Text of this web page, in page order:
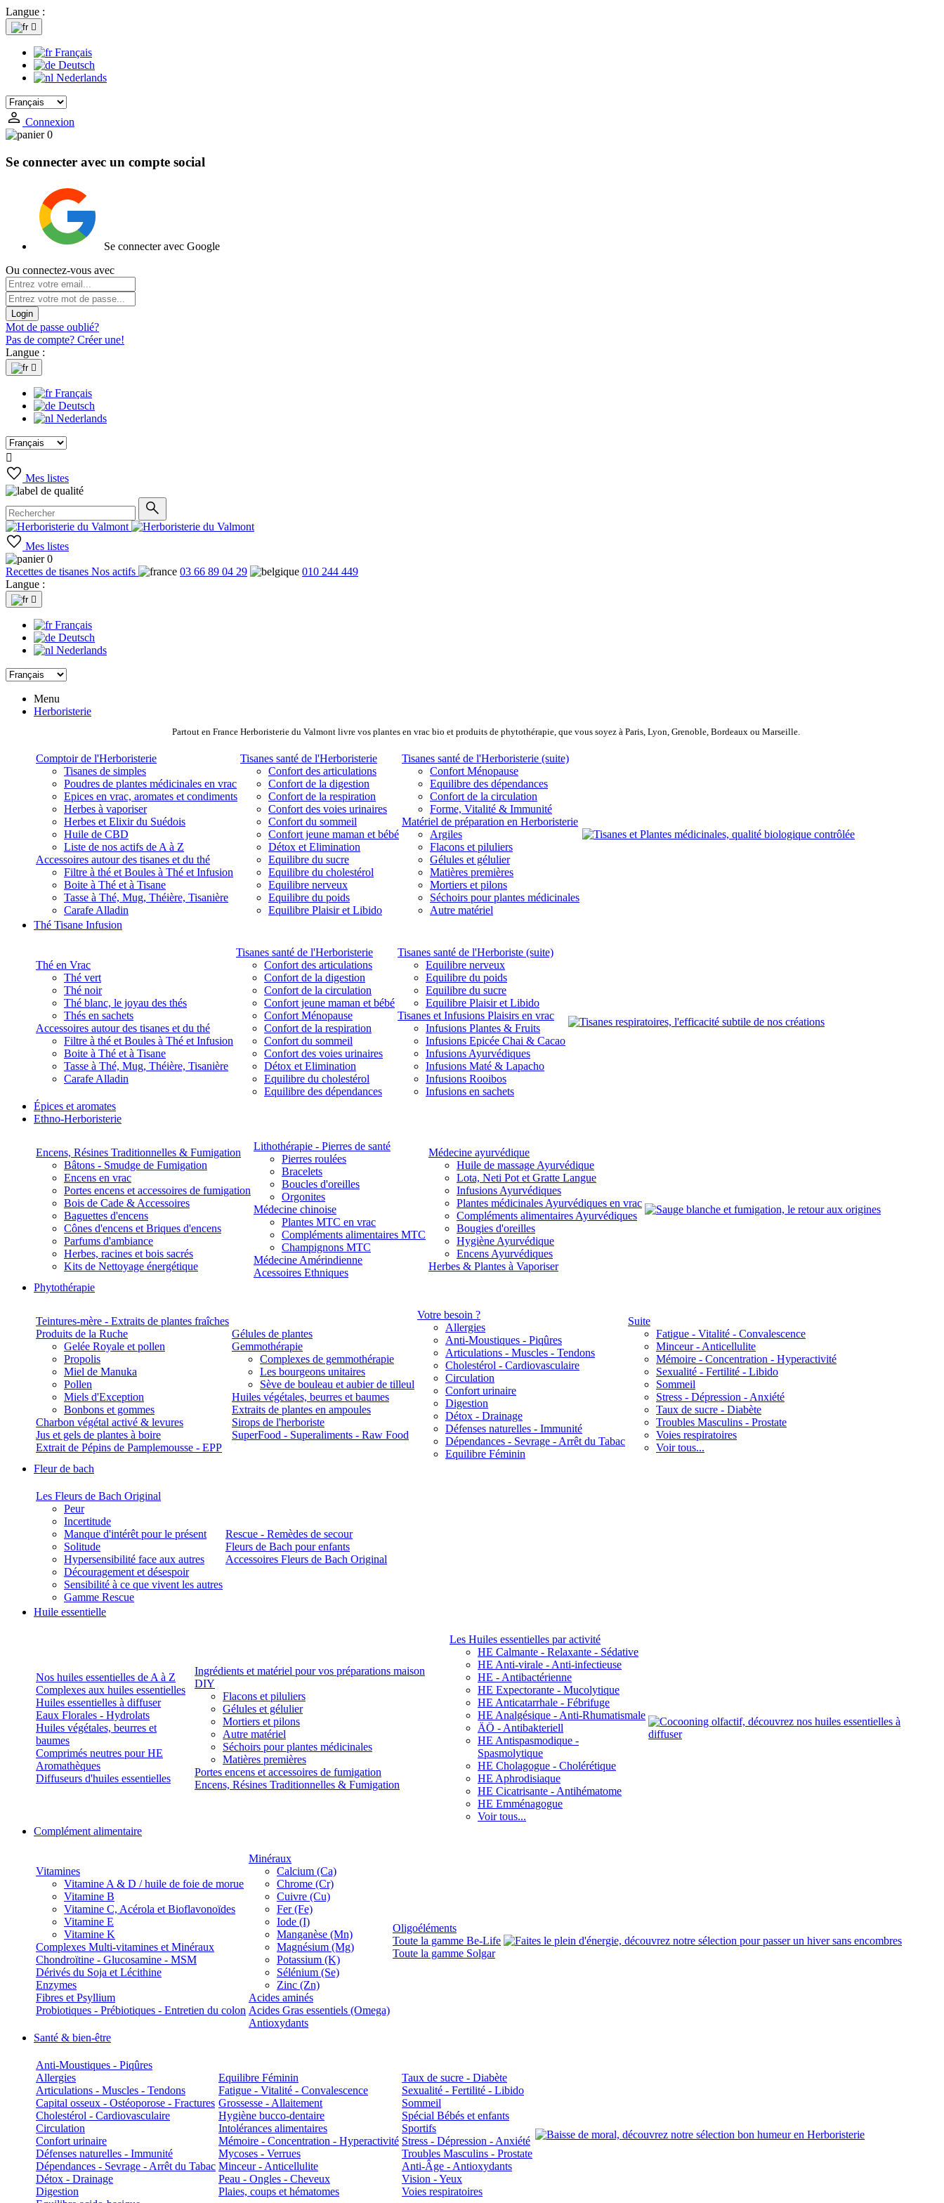
Langue :

Français
Deutsch
Nederlands
Connexion
0
Se connecter avec un compte social
Se connecter avec Google
Ou connectez-vous avec
Login
Mot de passe oublié?
Pas de compte? Créer une!
Langue :

Français
Deutsch
Nederlands

Mes listes
Mes listes
0
Recettes de tisanes Nos actifs 03 66 89 04 29
010 244 449
Langue :

Français
Deutsch
Nederlands
Menu
Herboristerie
Partout en France Herboristerie du Valmont livre vos plantes en vrac bio et produits de phytothérapie, que vous soyez à Paris, Lyon, Grenoble, Bordeaux ou Marseille.
Comptoir de l'Herboristerie
Tisanes de simples
Poudres de plantes médicinales en vrac
Epices en vrac, aromates et condiments
Herbes à vaporiser
Herbes et Elixir du Suédois
Huile de CBD
Liste de nos actifs de A à Z
Accessoires autour des tisanes et du thé
Filtre à thé et Boules à Thé et Infusion
Boite à Thé et à Tisane
Tasse à Thé, Mug, Théière, Tisanière
Carafe Alladin
Tisanes santé de l'Herboristerie
Confort des articulations
Confort de la digestion
Confort de la respiration
Confort des voies urinaires
Confort du sommeil
Confort jeune maman et bébé
Détox et Elimination
Equilibre du sucre
Equilibre du cholestérol
Equilibre nerveux
Equilibre du poids
Equilibre Plaisir et Libido
Tisanes santé de l'Herboristerie (suite)
Confort Ménopause
Equilibre des dépendances
Confort de la circulation
Forme, Vitalité & Immunité
Matériel de préparation en Herboristerie
Argiles
Flacons et piluliers
Gélules et gélulier
Matières premières
Mortiers et pilons
Séchoirs pour plantes médicinales
Autre matériel
Thé Tisane Infusion
Thé en Vrac
Thé vert
Thé noir
Thé blanc, le joyau des thés
Thés en sachets
Accessoires autour des tisanes et du thé
Filtre à thé et Boules à Thé et Infusion
Boite à Thé et à Tisane
Tasse à Thé, Mug, Théière, Tisanière
Carafe Alladin
Tisanes santé de l'Herboristerie
Confort des articulations
Confort de la digestion
Confort de la circulation
Confort jeune maman et bébé
Confort Ménopause
Confort de la respiration
Confort du sommeil
Confort des voies urinaires
Détox et Elimination
Equilibre du cholestérol
Equilibre des dépendances
Tisanes santé de l'Herboriste (suite)
Equilibre nerveux
Equilibre du poids
Equilibre du sucre
Equilibre Plaisir et Libido
Tisanes et Infusions Plaisirs en vrac
Infusions Plantes & Fruits
Infusions Epicée Chai & Cacao
Infusions Ayurvédiques
Infusions Maté & Lapacho
Infusions Rooibos
Infusions en sachets
Épices et aromates
Ethno-Herboristerie
Encens, Résines Traditionnelles & Fumigation
Bâtons - Smudge de Fumigation
Encens en vrac
Portes encens et accessoires de fumigation
Bois de Cade & Accessoires
Baguettes d'encens
Cônes d'encens et Briques d'encens
Parfums d'ambiance
Herbes, racines et bois sacrés
Kits de Nettoyage énergétique
Lithothérapie - Pierres de santé
Pierres roulées
Bracelets
Boucles d'oreilles
Orgonites
Médecine chinoise
Plantes MTC en vrac
Compléments alimentaires MTC
Champignons MTC
Médecine Amérindienne
Acessoires Ethniques
Médecine ayurvédique
Huile de massage Ayurvédique
Lota, Neti Pot et Gratte Langue
Infusions Ayurvédiques
Plantes médicinales Ayurvédiques en vrac
Compléments alimentaires Ayurvédiques
Bougies d'oreilles
Hygiène Ayurvédique
Encens Ayurvédiques
Herbes & Plantes à Vaporiser
Phytothérapie
Teintures-mère - Extraits de plantes fraîches
Produits de la Ruche
Gelée Royale et pollen
Propolis
Miel de Manuka
Pollen
Miels d'Exception
Bonbons et gommes
Charbon végétal activé & levures
Jus et gels de plantes à boire
Extrait de Pépins de Pamplemousse - EPP
Gélules de plantes
Gemmothérapie
Complexes de gemmothérapie
Les bourgeons unitaires
Sève de bouleau et aubier de tilleul
Huiles végétales, beurres et baumes
Extraits de plantes en ampoules
Sirops de l'herboriste
SuperFood - Superaliments - Raw Food
Votre besoin ?
Allergies
Anti-Moustiques - Piqûres
Articulations - Muscles - Tendons
Cholestérol - Cardiovasculaire
Circulation
Confort urinaire
Digestion
Détox - Drainage
Défenses naturelles - Immunité
Dépendances - Sevrage - Arrêt du Tabac
Equilibre Féminin
Suite
Fatigue - Vitalité - Convalescence
Minceur - Anticellulite
Mémoire - Concentration - Hyperactivité
Sexualité - Fertilité - Libido
Sommeil
Stress - Dépression - Anxiété
Taux de sucre - Diabète
Troubles Masculins - Prostate
Voies respiratoires
Voir tous...
Fleur de bach
Les Fleurs de Bach Original
Peur
Incertitude
Manque d'intérêt pour le présent
Solitude
Hypersensibilité face aux autres
Découragement et désespoir
Sensibilité à ce que vivent les autres
Gamme Rescue
Rescue - Remèdes de secour
Fleurs de Bach pour enfants
Accessoires Fleurs de Bach Original
Huile essentielle
Nos huiles essentielles de A à Z
Complexes aux huiles essentielles
Huiles essentielles à diffuser
Eaux Florales - Hydrolats
Huiles végétales, beurres et
baumes
Comprimés neutres pour HE
Aromathèques
Diffuseurs d'huiles essentielles
Ingrédients et matériel pour vos préparations maison
DIY
Flacons et piluliers
Gélules et gélulier
Mortiers et pilons
Autre matériel
Séchoirs pour plantes médicinales
Matières premières
Portes encens et accessoires de fumigation
Encens, Résines Traditionnelles & Fumigation
Les Huiles essentielles par activité
HE Calmante - Relaxante - Sédative
HE Anti-virale - Anti-infectieuse
HE - Antibactérienne
HE Expectorante - Mucolytique
HE Anticatarrhale - Fébrifuge
HE Analgésique - Anti-Rhumatismale
ÄÖ - Antibakteriell
HE Antispasmodique -
Spasmolytique
HE Cholagogue - Cholérétique
HE Aphrodisiaque
HE Cicatrisante - Antihématome
HE Emménagogue
Voir tous...
Complément alimentaire
Vitamines
Vitamine A & D / huile de foie de morue
Vitamine B
Vitamine C, Acérola et Bioflavonoïdes
Vitamine E
Vitamine K
Complexes Multi-vitamines et Minéraux
Chondroïtine - Glucosamine - MSM
Dérivés du Soja et Lécithine
Enzymes
Fibres et Psyllium
Probiotiques - Prébiotiques - Entretien du colon
Minéraux
Calcium (Ca)
Chrome (Cr)
Cuivre (Cu)
Fer (Fe)
Iode (I)
Manganèse (Mn)
Magnésium (Mg)
Potassium (K)
Sélénium (Se)
Zinc (Zn)
Acides aminés
Acides Gras essentiels (Omega)
Antioxydants
Oligoéléments
Toute la gamme Be-Life
Toute la gamme Solgar
Santé & bien-être
Anti-Moustiques - Piqûres
Allergies
Articulations - Muscles - Tendons
Capital osseux - Ostéoporose - Fractures
Cholestérol - Cardiovasculaire
Circulation
Confort urinaire
Défenses naturelles - Immunité
Dépendances - Sevrage - Arrêt du Tabac
Détox - Drainage
Digestion
Equilibre Féminin
Fatigue - Vitalité - Convalescence
Grossesse - Allaitement
Hygiène bucco-dentaire
Intolérances alimentaires
Mémoire - Concentration - Hyperactivité
Mycoses - Verrues
Minceur - Anticellulite
Peau - Ongles - Cheveux
Plaies, coups et hématomes
Taux de sucre - Diabète
Sexualité - Fertilité - Libido
Sommeil
Spécial Bébés et enfants
Sportifs
Stress - Dépression - Anxiété
Troubles Masculins - Prostate
Anti-Âge - Antioxydants
Vision - Yeux
Voies respiratoires